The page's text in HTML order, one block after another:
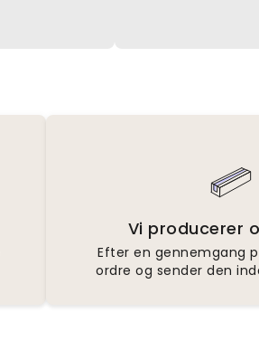
Vi producerer
Efter en gennemgang
ordre og sender den